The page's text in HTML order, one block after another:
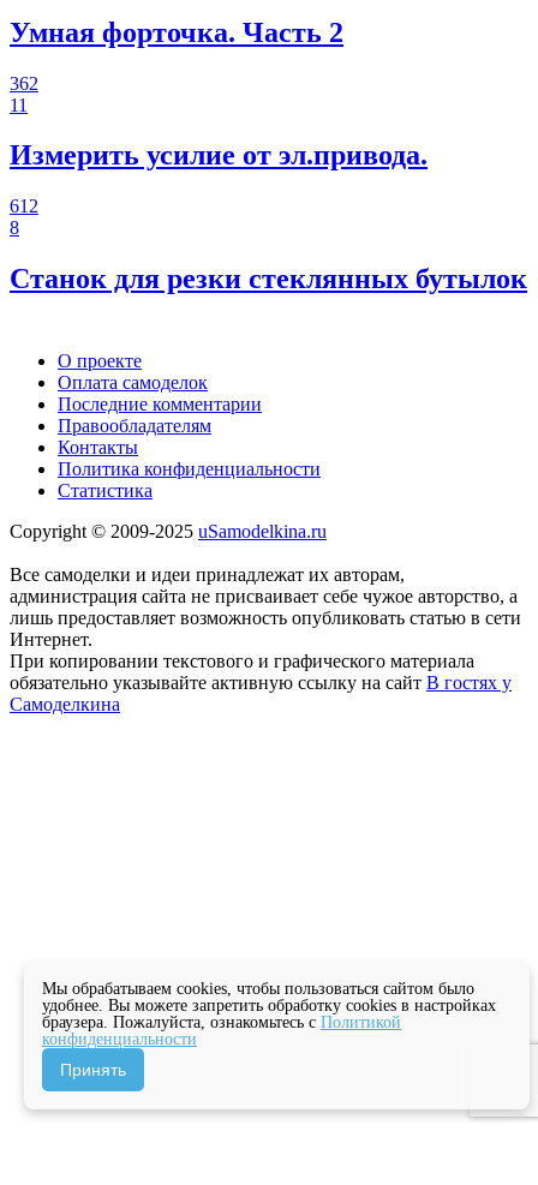
Умная форточка. Часть 2
362
11
Измерить усилие от эл.привода.
612
8
Станок для резки стеклянных бутылок
О проекте
Оплата самоделок
Последние комментарии
Правообладателям
Контакты
Политика конфиденциальности
Статистика
Copyright © 2009-2025 uSamodelkina.ru
Все самоделки и идеи принадлежат их авторам,
администрация сайта не присваивает себе чужое авторство, а
лишь предоставляет возможность опубликовать статью в сети
Интернет.
При копировании текстового и графического материала
обязательно указывайте активную ссылку на сайт В гостях у
Самоделкина
Мы обрабатываем cookies, чтобы пользоваться сайтом было
удобнее. Вы можете запретить обработку cookies в настройках
браузера. Пожалуйста, ознакомьтесь с Политикой
конфиденциальности
Принять